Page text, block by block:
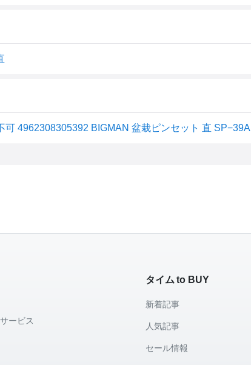
可 4962308305392 BIGMAN 盆栽ピンセット 直 SP−39A
サービス
タイム to BUY
新着記事
人気記事
セール情報